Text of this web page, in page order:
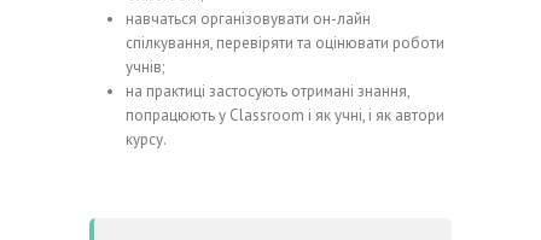
навчаться організовувати он-лайн
спілкування, перевіряти та оцінювати роботи
учнів;
на практиці застосують отримані знання,
попрацюють у Classroom і як учні, і як автори
курсу.